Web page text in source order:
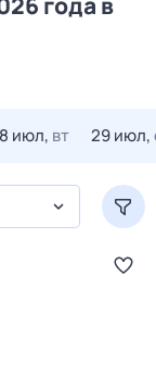
июл, вт 29 июл,